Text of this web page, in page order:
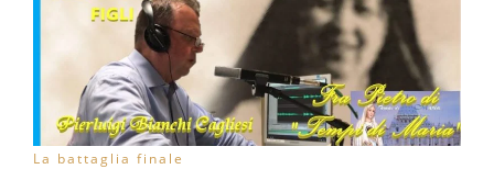
La battaglia finale